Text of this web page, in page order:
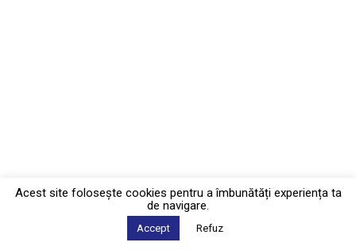
Acest site foloseşte cookies pentru a îmbunătăți experiența ta
de navigare.
Accept Refuz